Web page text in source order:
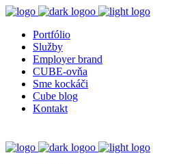
Portfólio
Služby
Employer brand
CUBE-ovňa
Sme kockáči
Cube blog
Kontakt